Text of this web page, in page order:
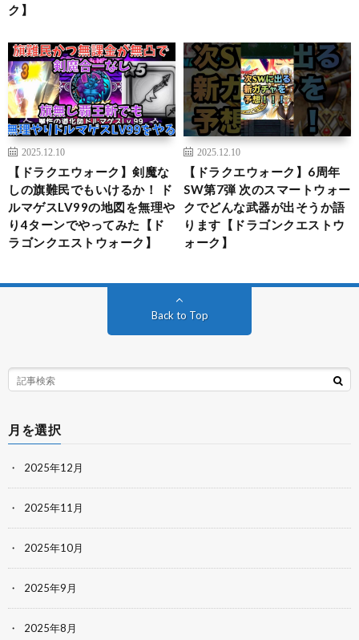
ク】
2025.12.10
【ドラクエウォーク】剣魔な
しの旗難民でもいけるか！ ド
ルマゲスLV99の地図を無理や
り4ターンでやってみた【ド
ラゴンクエストウォーク】
2025.12.10
【ドラクエウォーク】6周年
SW第7弾 次のスマートウォー
クでどんな武器が出そうか語
ります【ドラゴンクエストウ
ォーク】
Back to Top
月を選択
2025年12月
2025年11月
2025年10月
2025年9月
2025年8月